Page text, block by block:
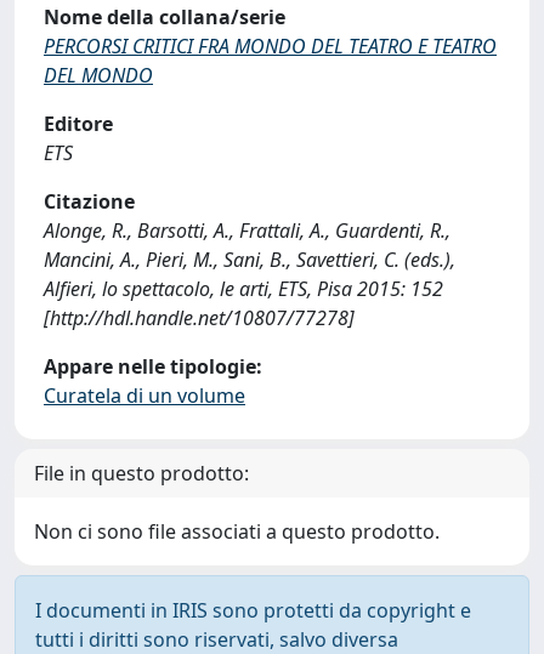
Nome della collana/serie
PERCORSI CRITICI FRA MONDO DEL TEATRO E TEATRO
DEL MONDO
Editore
ETS
Citazione
Alonge, R., Barsotti, A., Frattali, A., Guardenti, R.,
Mancini, A., Pieri, M., Sani, B., Savettieri, C. (eds.),
Alfieri, lo spettacolo, le arti, ETS, Pisa 2015: 152
[http://hdl.handle.net/10807/77278]
Appare nelle tipologie:
Curatela di un volume
File in questo prodotto:
Non ci sono file associati a questo prodotto.
I documenti in IRIS sono protetti da copyright e
tutti i diritti sono riservati, salvo diversa